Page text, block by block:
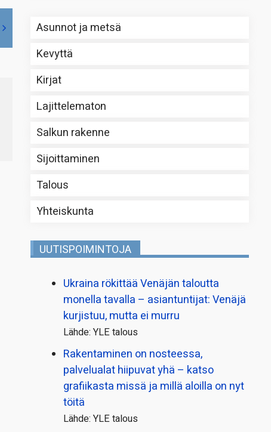
Asunnot ja metsä
Kevyttä
Kirjat
Lajittelematon
Salkun rakenne
Sijoittaminen
Talous
Yhteiskunta
UUTISPOIMINTOJA
Ukraina rökittää Venäjän taloutta
monella tavalla – asiantuntijat: Venäjä
kurjistuu, mutta ei murru
Lähde: YLE talous
Rakentaminen on nosteessa,
palvelualat hiipuvat yhä – katso
grafiikasta missä ja millä aloilla on nyt
töitä
Lähde: YLE talous